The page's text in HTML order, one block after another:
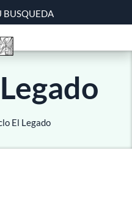
BUSQUEDA
El Legado